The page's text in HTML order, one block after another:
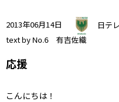
2013年06月14日
日テ
text by No.6 有吉佐織
応援
こんにちは！